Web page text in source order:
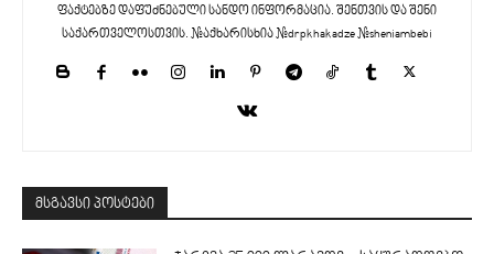
ფაქტებზე დაფუძნებული სანდო ინფორმაცია. შენთვის და შენი
საქართველოსთვის. #აქხარისხია #drpkhakadze #sheniambebi
მსგავსი პოსტები